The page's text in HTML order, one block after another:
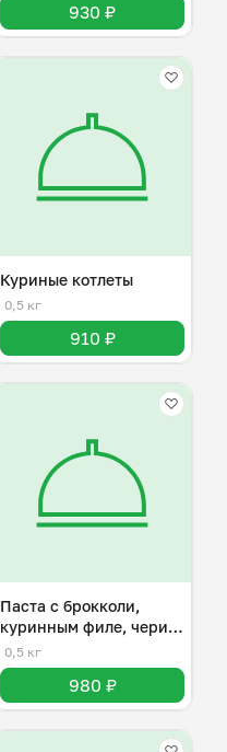
930 ₽
Куриные котлеты
0,5 кг
910 ₽
Паста с брокколи,
куринным филе, чери и
пармезаном
0,5 кг
980 ₽